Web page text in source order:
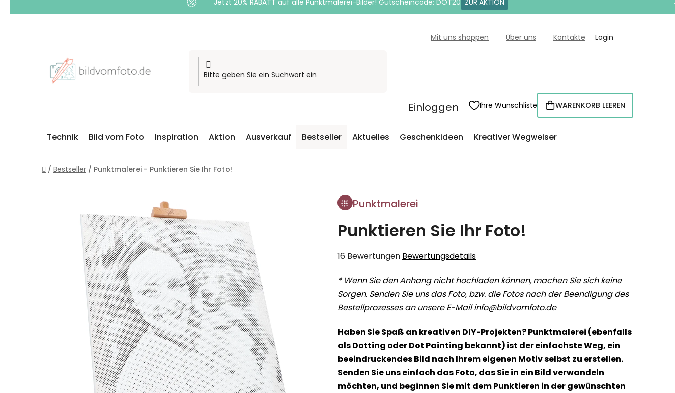
Jetzt 20% RABATT auf alle Punktmalerei-Bilder! Gutscheincode: DOT20 ZUR AKTION
Mit uns shoppen Über uns Kontakte Login
Einloggen Ihre Wunschliste WARENKORB
WARENKORB LEEREN
Technik Bild vom Foto Inspiration Aktion Ausverkauf Bestseller Aktuelles Geschenkideen Kreativer Wegweiser
Startseite
/ Bestseller / Punktmalerei - Punktieren Sie Ihr Foto!
Punktmalerei
Punktieren Sie Ihr Foto!
Die
Produktbewertung
ist
4,9
5
Sternen.
16 Bewertungen Bewertungsdetails
*Wenn Sie den Anhang nicht hochladen können, machen Sie sich keine
Sorgen. Senden Sie uns das Foto, bzw. die Fotos nach der Beendigung des
Bestellprozesses an unsere E-Mailinfo@bildvomfoto.de
Haben Sie Spaß an kreativen DIY-Projekten? Punktmalerei (ebenfalls
als Dotting oder Dot Painting bekannt) ist der einfachste Weg, ein
beeindruckendes Bild nach Ihrem eigenen Motiv selbst zu erstellen.
Senden Sie uns einfach das Foto, das Sie in ein Bild verwandeln
möchten, und beginnen Sie mit dem Punktieren in der gewünschten